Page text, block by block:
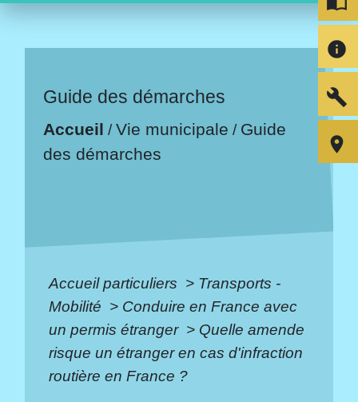
Guide des démarches
Accueil /Vie municipale / Guide
des démarches
Accueil particuliers > Transports -
Mobilité > Conduire en France avec
un permis étranger > Quelle amende
risque un étranger en cas d'infraction
routière en France ?
info
build
room